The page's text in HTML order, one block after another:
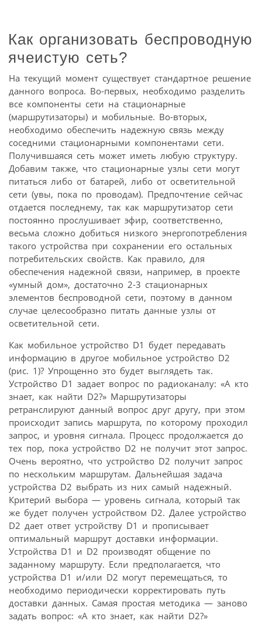
Как организовать беспроводную
ячеистую сеть?
На текущий момент существует стандартное решение
данного вопроса. Во-первых, необходимо разделить
все компоненты сети на стационарные
(маршрутизаторы) и мобильные. Во-вторых,
необходимо обеспечить надежную связь между
соседними стационарными компонентами сети.
Получившаяся сеть может иметь любую структуру.
Добавим также, что стационарные узлы сети могут
питаться либо от батарей, либо от осветительной
сети (увы, пока по проводам). Предпочтение сейчас
отдается последнему, так как маршрутизатор сети
постоянно прослушивает эфир, соответственно,
весьма сложно добиться низкого энергопотребления
такого устройства при сохранении его остальных
потребительских свойств. Как правило, для
обеспечения надежной связи, например, в проекте
«умный дом», достаточно 2-3 стационарных
элементов беспроводной сети, поэтому в данном
случае целесообразно питать данные узлы от
осветительной сети.
Как мобильное устройство D1 будет передавать
информацию в другое мобильное устройство D2
(рис. 1)? Упрощенно это будет выглядеть так.
Устройство D1 задает вопрос по радиоканалу: «А кто
знает, как найти D2?» Маршрутизаторы
ретранслируют данный вопрос друг другу, при этом
происходит запись маршрута, по которому проходил
запрос, и уровня сигнала. Процесс продолжается до
тех пор, пока устройство D2 не получит этот запрос.
Очень вероятно, что устройство D2 получит запрос
по нескольким маршрутам. Дальнейшая задача
устройства D2 выбрать из них самый надежный.
Критерий выбора — уровень сигнала, который так
же будет получен устройством D2. Далее устройство
D2 дает ответ устройству D1 и прописывает
оптимальный маршрут доставки информации.
Устройства D1 и D2 производят общение по
заданному маршруту. Если предполагается, что
устройства D1 и/или D2 могут перемещаться, то
необходимо периодически корректировать путь
доставки данных. Самая простая методика — заново
задать вопрос: «А кто знает, как найти D2?»